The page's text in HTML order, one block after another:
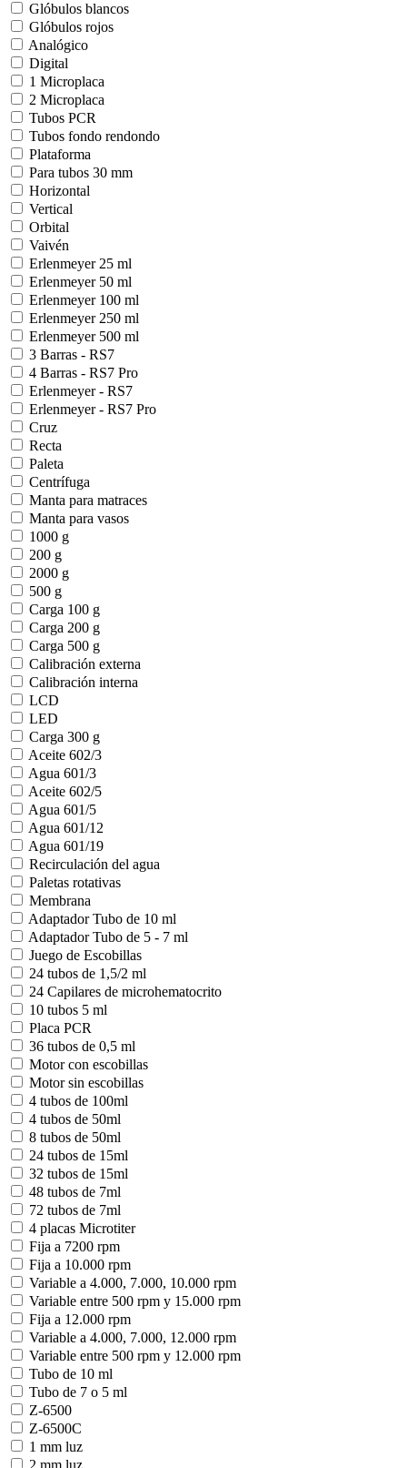
Glóbulos blancos
Glóbulos rojos
Analógico
Digital
1 Microplaca
2 Microplaca
Tubos PCR
Tubos fondo rendondo
Plataforma
Para tubos 30 mm
Horizontal
Vertical
Orbital
Vaivén
Erlenmeyer 25 ml
Erlenmeyer 50 ml
Erlenmeyer 100 ml
Erlenmeyer 250 ml
Erlenmeyer 500 ml
3 Barras - RS7
4 Barras - RS7 Pro
Erlenmeyer - RS7
Erlenmeyer - RS7 Pro
Cruz
Recta
Paleta
Centrífuga
Manta para matraces
Manta para vasos
1000 g
200 g
2000 g
500 g
Carga 100 g
Carga 200 g
Carga 500 g
Calibración externa
Calibración interna
LCD
LED
Carga 300 g
Aceite 602/3
Agua 601/3
Aceite 602/5
Agua 601/5
Agua 601/12
Agua 601/19
Recirculación del agua
Paletas rotativas
Membrana
Adaptador Tubo de 10 ml
Adaptador Tubo de 5 - 7 ml
Juego de Escobillas
24 tubos de 1,5/2 ml
24 Capilares de microhematocrito
10 tubos 5 ml
Placa PCR
36 tubos de 0,5 ml
Motor con escobillas
Motor sin escobillas
4 tubos de 100ml
4 tubos de 50ml
8 tubos de 50ml
24 tubos de 15ml
32 tubos de 15ml
48 tubos de 7ml
72 tubos de 7ml
4 placas Microtiter
Fija a 7200 rpm
Fija a 10.000 rpm
Variable a 4.000, 7.000, 10.000 rpm
Variable entre 500 rpm y 15.000 rpm
Fija a 12.000 rpm
Variable a 4.000, 7.000, 12.000 rpm
Variable entre 500 rpm y 12.000 rpm
Tubo de 10 ml
Tubo de 7 o 5 ml
Z-6500
Z-6500C
1 mm luz